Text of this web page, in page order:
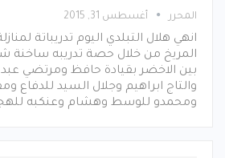
المحرر أغسطس 31, 2015
انهي هلال التبلدي اليوم تدريباتة
المريخ من خلال حصة تدريبه ساخنة
بين الاخضر بقيادة حافظ ومرتضي عبد
والتاج ابراهيم وجلال السيد للدفاع
ومحمدو للوسط وهشام وعنكبه